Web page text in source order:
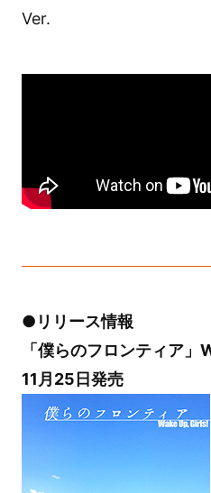
Ver.
●リリース情報
「僕らのフロンティア」
11月25日発売